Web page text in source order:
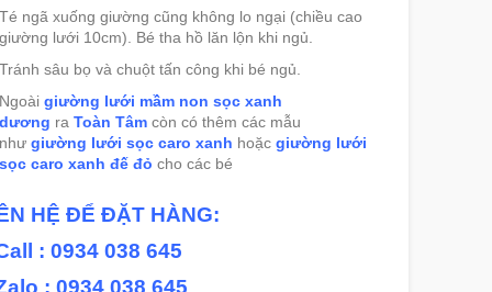
Té ngã xuống giường cũng không lo ngại (chiều cao
giường lưới 10cm). Bé tha hồ lăn lộn khi ngủ.
Tránh sâu bọ và chuột tấn công khi bé ngủ.
Ngoài giường lưới mầm non sọc xanh
dương ra Toàn Tâmcòn có thêm các mẫu
như giường lưới sọc caro xanh hoặc giường lưới
sọc caro xanh đế đỏ cho các bé
HỆ ĐỂ ĐẶT HÀNG:
: 0934 038 645
: 0934 038 645